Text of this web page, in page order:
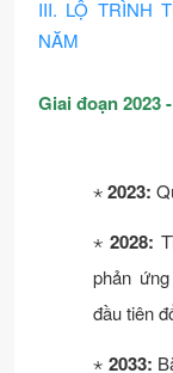
III. LỘ TRÌNH
NĂM
Giai đoạn 2023
⋆2023:
⋆2028:
phản
đầu tiên
⋆ 2033: